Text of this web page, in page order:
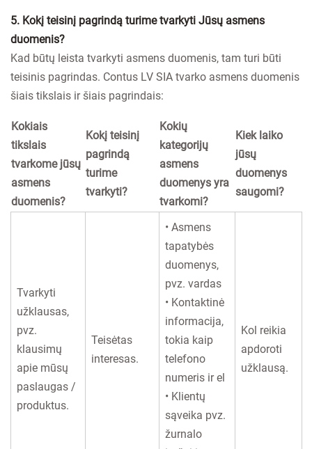
5. Kokį teisinį pagrindą turime tvarkyti Jūsų asmens
duomenis?
Kad būtų leista tvarkyti asmens duomenis, tam turi būti
teisinis pagrindas. Contus LV SIA tvarko asmens duomenis
šiais tikslais ir šiais pagrindais:
Kokiais
tikslais
tvarkome jūsų
asmens
duomenis?
Kokį teisinį
pagrindą
turime
tvarkyti?
Kokių
kategorijų
asmens
duomenys yra
tvarkomi?
Kiek laiko
jūsų
duomenys
saugomi?
Tvarkyti
užklausas,
pvz.
klausimų
apie mūsų
paslaugas /
produktus.
Teisėtas
interesas.
• Asmens
tapatybės
duomenys,
pvz. vardas
• Kontaktinė
informacija,
tokia kaip
telefono
numeris ir el
• Klientų
sąveika pvz.
žurnalo
Kol reikia
apdoroti
užklausą.